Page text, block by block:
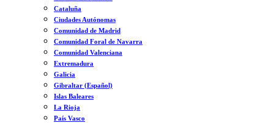
Cataluña
Ciudades Autónomas
Comunidad de Madrid
Comunidad Foral de Navarra
Comunidad Valenciana
Extremadura
Galicia
Gibraltar (Español)
Islas Baleares
La Rioja
País Vasco